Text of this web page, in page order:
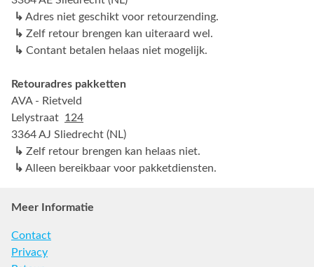
↳ Adres niet geschikt voor retourzending.
↳ Zelf retour brengen kan uiteraard wel.
↳ Contant betalen helaas niet mogelijk.
Retouradres pakketten
AVA - Rietveld
Lelystraat 124
3364 AJ Sliedrecht (NL)
↳ Zelf retour brengen kan helaas niet.
↳ Alleen bereikbaar voor pakketdiensten.
Meer Informatie
Contact
Privacy